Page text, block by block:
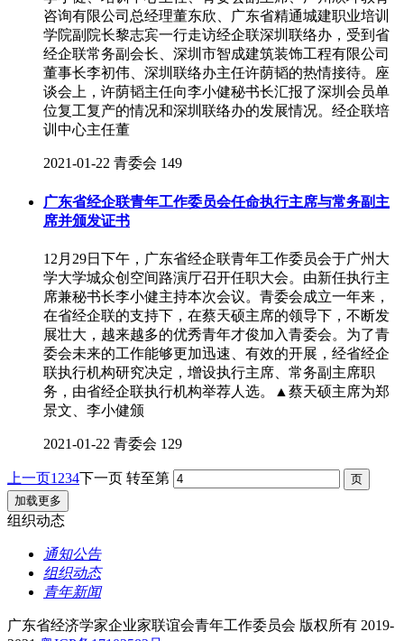
咨询有限公司总经理董东欣、广东省精通城建职业培训
学院副院长黎志宾一行走访经企联深圳联络办，受到省
经企联常务副会长、深圳市智成建筑装饰工程有限公司
董事长李初伟、深圳联络办主任许荫韬的热情接待。座
谈会上，许荫韬主任向李小健秘书长汇报了深圳会员单
位复工复产的情况和深圳联络办的发展情况。经企联培
训中心主任董
2021-01-22 青委会 149
广东省经企联青年工作委员会任命执行主席与常务副主
席并颁发证书
12月29日下午，广东省经企联青年工作委员会于广州大
学大学城众创空间路演厅召开任职大会。由新任执行主
席兼秘书长李小健主持本次会议。青委会成立一年来，
在省经企联的支持下，在蔡天硕主席的领导下，不断发
展壮大，越来越多的优秀青年才俊加入青委会。为了青
委会未来的工作能够更加迅速、有效的开展，经省经企
联执行机构研究决定，增设执行主席、常务副主席职
务，由省经企联执行机构举荐人选。▲蔡天硕主席为郑
景文、李小健颁
2021-01-22 青委会 129
上一页1 234下一页 转至第
加载更多
组织动态
通知公告
组织动态
青年新闻
广东省经济学家企业家联谊会青年工作委员会 版权所有 2019-